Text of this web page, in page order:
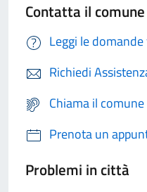
Contatta il comune
Leggi le
Richiedi
Chiama il
Prenota un
Problemi in città